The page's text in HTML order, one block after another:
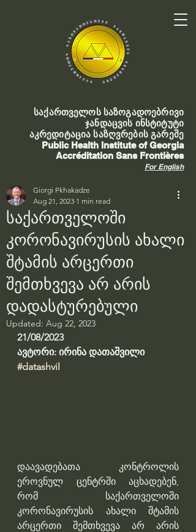
საქართველოს საზოგადოებრივი
ჯანდაცვის ინსტიტუტი
აკრედიტაცია საზღვრების გარეშე
Public Health Institute of Georgia
Accréditation Sans Frontières
For English
საქართველოში
კორონავირუსის ახალი
შტამის არცერთი
შემთხვევა არ არის
დადასტურებული
Giorgi Pkhakadze
Aug 21, 2023 1 min read
Updated: Aug 22, 2023
21/08/2023
ავტორი: ირინა დათაშვილი
#datashvil
დაავადებათა კონტროლის
ეროვნულ ცენტრში აცხადებენ,
რომ საქართველოში
კორონავირუსის ახალი შტამის
არცერთი შემთხვევა არ არის